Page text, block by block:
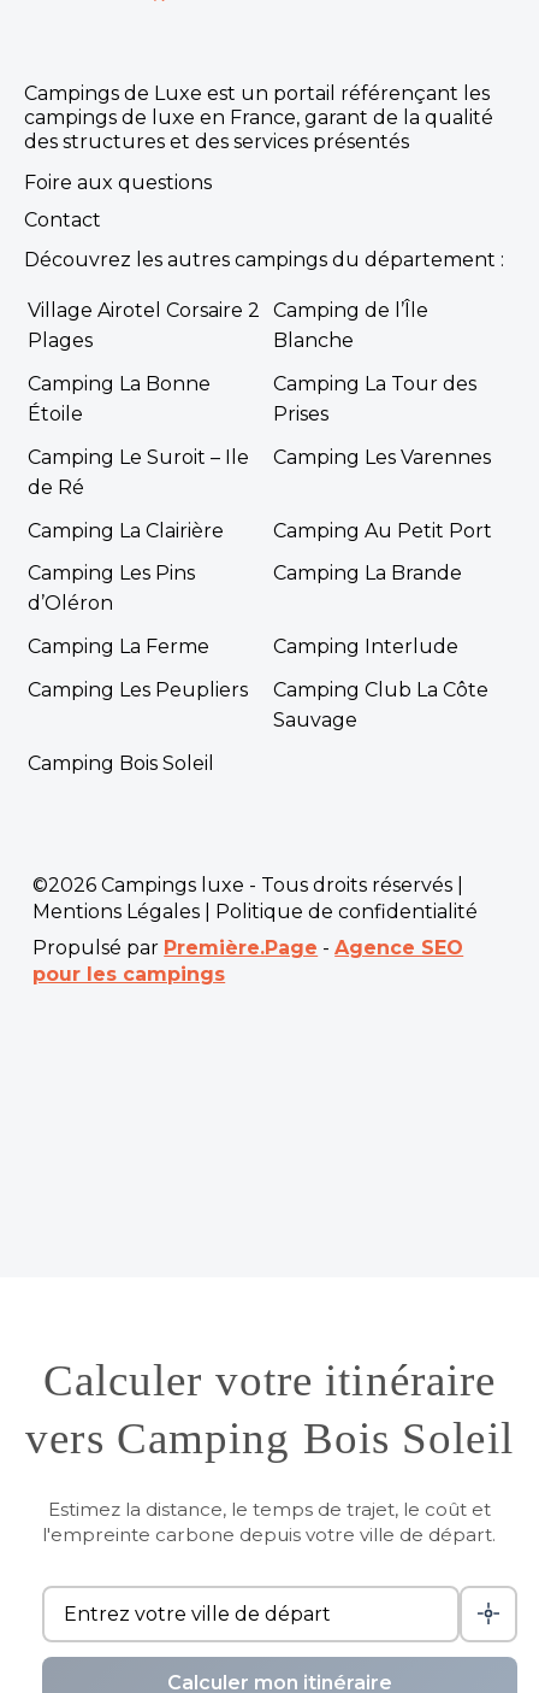
Campings de Luxe est un portail référençant les
campings de luxe en France, garant de la qualité
des structures et des services présentés
Foire aux questions
Contact
Découvrez les autres campings du département :
Village Airotel Corsaire 2
Plages
Camping de l’Île
Blanche
Camping La Bonne
Étoile
Camping La Tour des
Prises
Camping Le Suroit – Ile
de Ré
Camping Les Varennes
Camping La Clairière
Camping Au Petit Port
Camping Les Pins
d’Oléron
Camping La Brande
Camping La Ferme
Camping Interlude
Camping Les Peupliers
Camping Club La Côte
Sauvage
Camping Bois Soleil
©2026 Campings luxe - Tous droits réservés |
Mentions Légales
Politique de confidentialité
Propulsé par Première.Page -Agence SEO
pour les campings
Calculer votre itinéraire
vers Camping Bois Soleil
Estimez la distance, le temps de trajet, le coût et
l'empreinte carbone depuis votre ville de départ.
Calculer mon itinéraire